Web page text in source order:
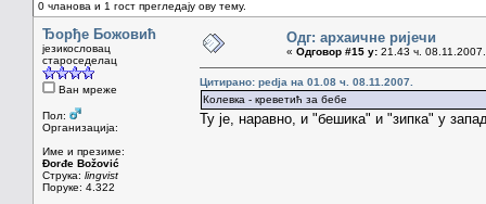
0 чланова и 1 гост прегледају ову тему.
Ђорђе Божовић
језикословац
староседелац
Ван мреже
Пол:
Организација:
Име и презиме:
Đorđe Božović
Струка: lingvist
Поруке: 4.322
Одг: архаичне ријечи
« Одговор #15 у: 21.43 ч.
Цитирано: pedja на 01.08 ч. 08.11.2007.
Колевка - креветић за бебе
Ту је, наравно, и "бешика" и "зипка" у